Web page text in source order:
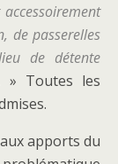
de passerelles
de détente
» Toutes les
apports du